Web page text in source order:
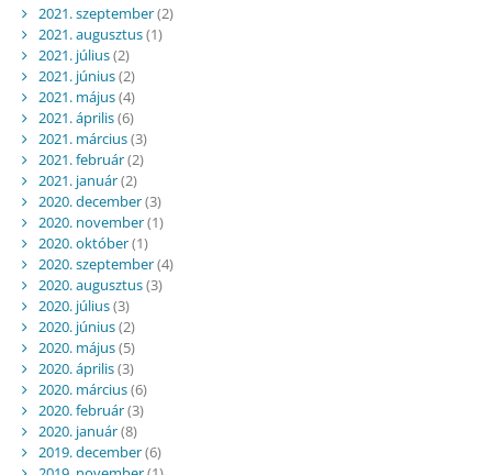
2021. szeptember(2)
2021. augusztus(1)
2021. július(2)
2021. június(2)
2021. május(4)
2021. április(6)
2021. március(3)
2021. február(2)
2021. január(2)
2020. december(3)
2020. november(1)
2020. október(1)
2020. szeptember(4)
2020. augusztus(3)
2020. július(3)
2020. június(2)
2020. május(5)
2020. április(3)
2020. március(6)
2020. február(3)
2020. január(8)
2019. december(6)